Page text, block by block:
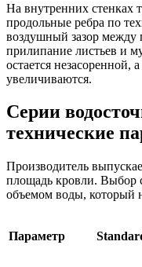
На внутренних стенках
продольные ребра по
воздушный зазор между
прилипание листьев и
остается незасоренной,
увеличиваются.
Серии
технические
Производитель
площадь кровли. Выбор
объемом воды, который
Параметр